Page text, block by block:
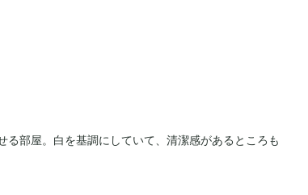
部屋。白を基調にしていて、清潔感があるところも